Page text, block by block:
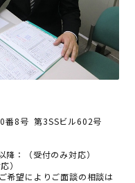
番8号 第3SSビル602号
：（受付のみ対応）
）
希望によりご面談の相談は